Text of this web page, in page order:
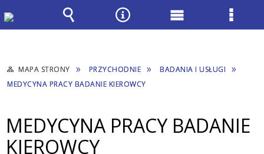
MAPA STRONY PRZYCHODNIE
BADANIA I USŁUGI
MEDYCYNA PRACY BADANIE KIEROWCY
MEDYCYNA PRACY BADANIE
KIEROWCY
Wyszukiwarka
NarzędziaMenu
Menu